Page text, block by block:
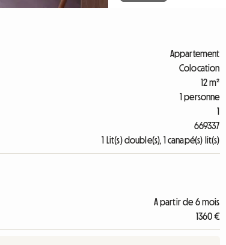
Appartement
Colocation
12 m²
1 personne
1
669337
1 Lit(s) double(s), 1 canapé(s) lit(s)
A partir de 6 mois
1360 €